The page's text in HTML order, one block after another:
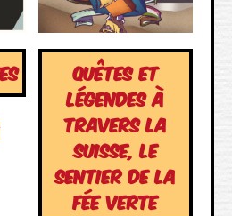
QUÊTES ET
LÉGENDES À
TRAVERS LA
SUISSE, LE
SENTIER DE LA
FÉE VERTE